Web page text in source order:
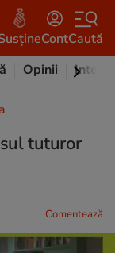
ContCaută
Opinii
tuturor
Comentează